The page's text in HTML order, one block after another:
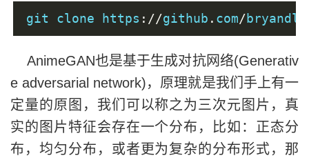
git clone https ://github . com/
AnimeGAN也是基于生成对抗网络(Generativ
e adversarial network)，原理就是我们手上有一
定量的原图，我们可以称之为三次元图片，真
实的图片特征会存在一个分布，比如：正态分
布，均匀分布，或者更为复杂的分布形式，那